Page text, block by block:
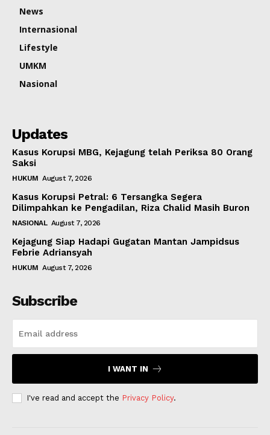
News
Internasional
Lifestyle
UMKM
Nasional
Updates
Kasus Korupsi MBG, Kejagung telah Periksa 80 Orang
Saksi
HUKUM August 7, 2026
Kasus Korupsi Petral: 6 Tersangka Segera
Dilimpahkan ke Pengadilan, Riza Chalid Masih Buron
NASIONAL August 7, 2026
Kejagung Siap Hadapi Gugatan Mantan Jampidsus
Febrie Adriansyah
HUKUM August 7, 2026
Subscribe
I WANT IN
I've read and accept the Privacy Policy.